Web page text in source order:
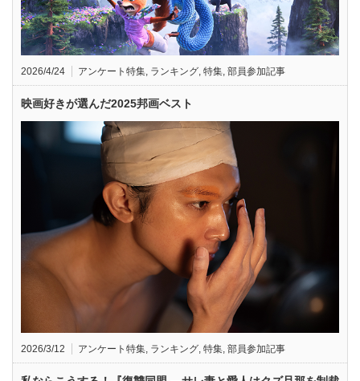
2026/4/24 アンケート特集, ランキング, 特集, 部員参加記事
映画好きが選んだ2025邦画ベスト
2026/3/12 アンケート特集, ランキング, 特集, 部員参加記事